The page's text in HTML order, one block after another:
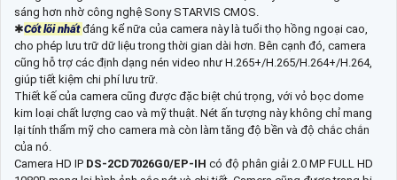
sáng hơn nhờ công nghệ Sony STARVIS CMOS.
✱Cốt lõi nhấtđáng kể nữa của camera này là tuổi thọ hồng ngoại cao,
cho phép lưu trữ dữ liệu trong thời gian dài hơn. Bên cạnh đó, camera
cũng hỗ trợ các định dạng nén video như H.265+/H.265/H.264+/H.264,
giúp tiết kiệm chi phí lưu trữ.
Thiết kế của camera cũng được đặc biệt chú trọng, với vỏ bọc dome
kim loại chất lượng cao và mỹ thuật. Nét ấn tượng này không chỉ mang
lại tính thẩm mỹ cho camera mà còn làm tăng độ bền và độ chắc chắn
của nó.
Camera HD IP DS-2CD7026G0/EP-IH có độ phân giải 2.0 MP FULL HD